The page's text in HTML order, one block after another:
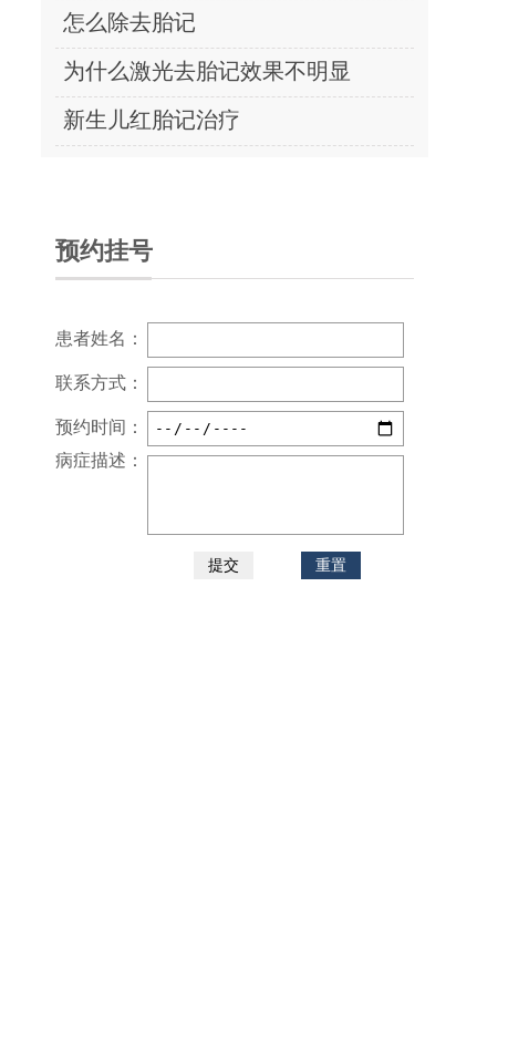
怎么除去胎记
为什么激光去胎记效果不明显
新生儿红胎记治疗
预约挂号
患者姓名：
联系方式：
预约时间：
病症描述：